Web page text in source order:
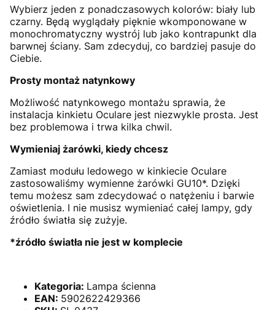
Wybierz jeden z ponadczasowych kolorów: biały lub
czarny. Będą wyglądały pięknie wkomponowane w
monochromatyczny wystrój lub jako kontrapunkt dla
barwnej ściany. Sam zdecyduj, co bardziej pasuje do
Ciebie.
Prosty montaż natynkowy
Możliwość natynkowego montażu sprawia, że
instalacja kinkietu Oculare jest niezwykle prosta. Jest
bez problemowa i trwa kilka chwil.
Wymieniaj żarówki, kiedy chcesz
Zamiast modułu ledowego w kinkiecie Oculare
zastosowaliśmy wymienne żarówki GU10*. Dzięki
temu możesz sam zdecydować o natężeniu i barwie
oświetlenia. I nie musisz wymieniać całej lampy, gdy
źródło światła się zużyje.
*źródło światła nie jest w komplecie
Kategoria: Lampa ścienna
EAN: 5902622429366